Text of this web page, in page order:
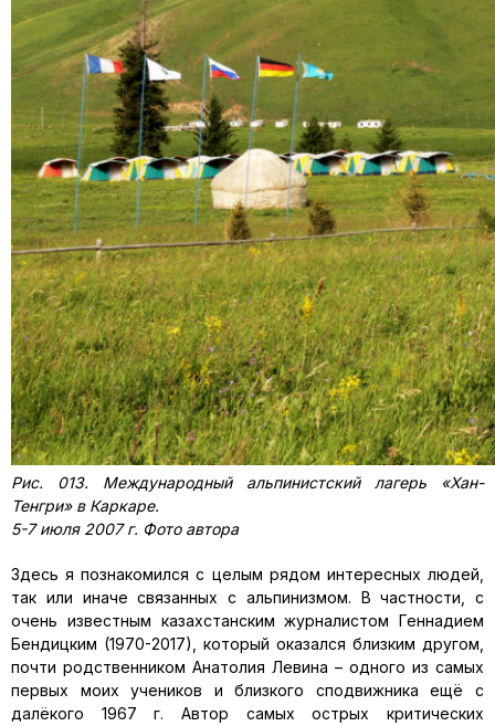
Рис. 013. Международный альпинистский лагерь «Хан-
Тенгри» в Каркаре.
5-7 июля 2007 г. Фото автора
Здесь я познакомился с целым рядом интересных людей,
так или иначе связанных с альпинизмом. В частности, с
очень известным казахстанским журналистом Геннадием
Бендицким (1970-2017), который оказался близким другом,
почти родственником Анатолия Левина – одного из самых
первых моих учеников и близкого сподвижника ещё с
далёкого 1967 г. Автор самых острых критических